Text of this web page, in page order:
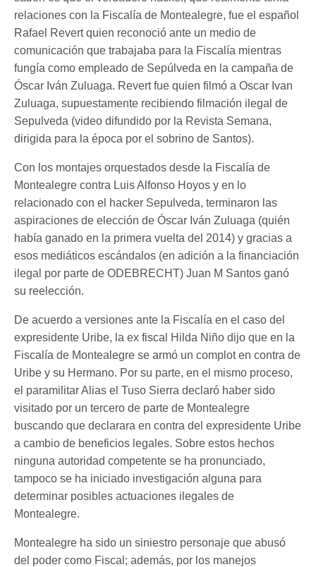
relaciones con la Fiscalía de Montealegre, fue el español
Rafael Revert quien reconoció ante un medio de
comunicación que trabajaba para la Fiscalía mientras
fungía como empleado de Sepúlveda en la campaña de
Óscar Iván Zuluaga. Revert fue quien filmó a Oscar Ivan
Zuluaga, supuestamente recibiendo filmación ilegal de
Sepulveda (video difundido por la Revista Semana,
dirigida para la época por el sobrino de Santos).
Con los montajes orquestados desde la Fiscalía de
Montealegre contra Luis Alfonso Hoyos y en lo
relacionado con el hacker Sepulveda, terminaron las
aspiraciones de elección de Óscar Iván Zuluaga (quién
había ganado en la primera vuelta del 2014) y gracias a
esos mediáticos escándalos (en adición a la financiación
ilegal por parte de ODEBRECHT) Juan M Santos ganó
su reelección.
De acuerdo a versiones ante la Fiscalía en el caso del
expresidente Uribe, la ex fiscal Hilda Niño dijo que en la
Fiscalía de Montealegre se armó un complot en contra de
Uribe y su Hermano. Por su parte, en el mismo proceso,
el paramilitar Alias el Tuso Sierra declaró haber sido
visitado por un tercero de parte de Montealegre
buscando que declarara en contra del expresidente Uribe
a cambio de beneficios legales. Sobre estos hechos
ninguna autoridad competente se ha pronunciado,
tampoco se ha iniciado investigación alguna para
determinar posibles actuaciones ilegales de
Montealegre.
Montealegre ha sido un siniestro personaje que abusó
del poder como Fiscal; además, por los manejos